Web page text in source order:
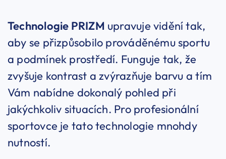
Technologie PRIZM upravuje vidění tak,
aby se přizpůsobilo prováděnému sportu
a podmínek prostředí. Funguje tak, že
zvyšuje kontrast a zvýrazňuje barvu a tím
Vám nabídne dokonalý pohled při
jakýchkoliv situacích. Pro profesionální
sportovce je tato technologie mnohdy
nutností.